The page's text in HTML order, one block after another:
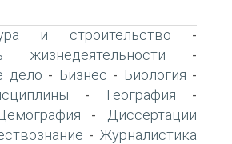
и строительство -
жизнедеятельности -
дело - Бизнес - Биология -
- География -
-
Диссертации
- Журналистика